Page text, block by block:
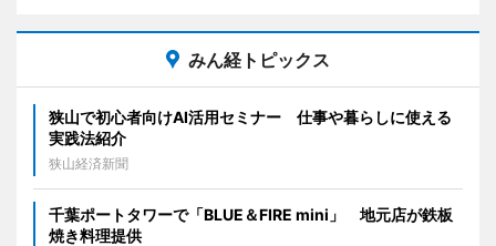
みん経トピックス
狭山で初心者向けAI活用セミナー 仕事や暮らしに使える
実践法紹介
狭山経済新聞
千葉ポートタワーで「BLUE＆FIRE mini」 地元店が鉄板
焼き料理提供